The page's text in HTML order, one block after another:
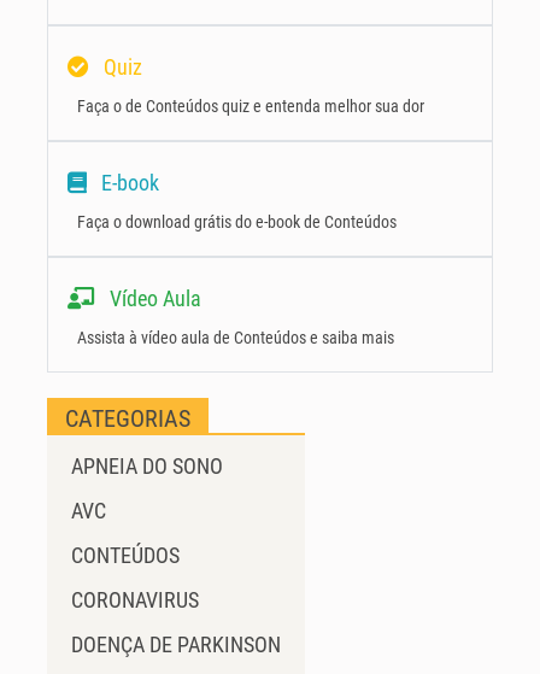
Quiz
Faça o de Conteúdos quiz e entenda melhor sua dor
E-book
Faça o download grátis do e-book de Conteúdos
Vídeo Aula
Assista à vídeo aula de Conteúdos e saiba mais
CATEGORIAS
APNEIA DO SONO
AVC
CONTEÚDOS
CORONAVIRUS
DOENÇA DE PARKINSON